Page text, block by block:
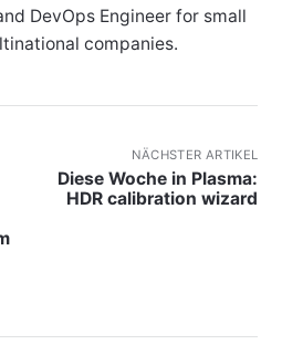
DevOps Engineer for small
companies.
NÄCHSTER ARTIKEL
Diese Woche in Plasma:
HDR calibration wizard